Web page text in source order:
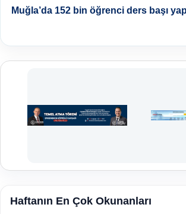
Muğla’da 152 bin öğrenci ders başı
Haftanın En Çok Okunanları